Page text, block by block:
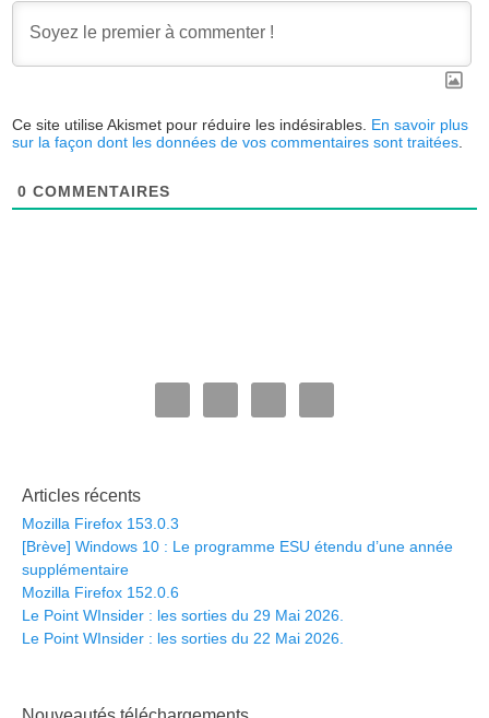
Ce site utilise Akismet pour réduire les indésirables. En savoir plus
sur la façon dont les données de vos commentaires sont traitées
0 COMMENTAIRES
Articles récents
Mozilla Firefox 153.0.3
[Brève] Windows 10 : Le programme ESU étendu d’une année
supplémentaire
Mozilla Firefox 152.0.6
Le Point WInsider : les sorties du 29 Mai 2026.
Le Point WInsider : les sorties du 22 Mai 2026.